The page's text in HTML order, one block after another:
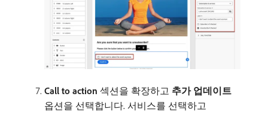
Call to action 섹션을 확장하고 추가 업데이트
옵션을 선택합니다. 서비스를 선택하고